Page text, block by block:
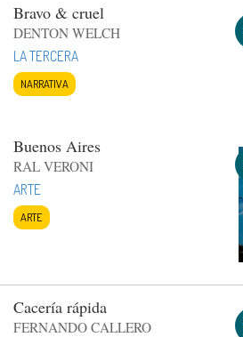
Bravo & cruel
DENTON WELCH
LA TERCERA
NARRATIVA
Buenos Aires
RAL VERONI
ARTE
ARTE
Cacería rápida
FERNANDO CALLERO